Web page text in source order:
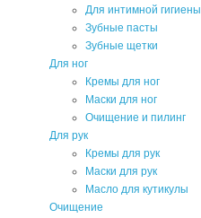
Для интимной гигиены
Зубные пасты
Зубные щетки
Для ног
Кремы для ног
Маски для ног
Очищение и пилинг
Для рук
Кремы для рук
Маски для рук
Масло для кутикулы
Очищение